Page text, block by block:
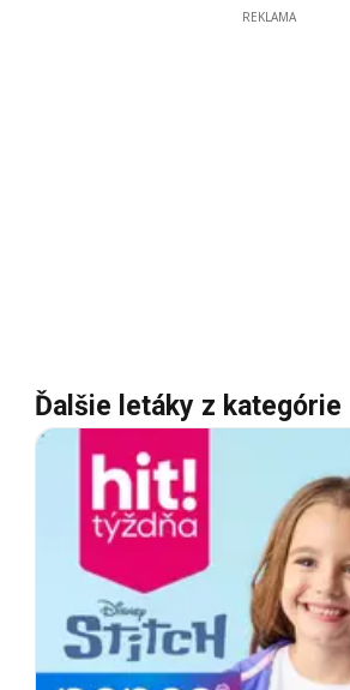
REKLAMA
Ďalšie letáky z kategórie